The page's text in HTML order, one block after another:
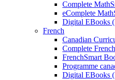
Complete
eComplete
Digital EBooks
French
Canadian
Complete
FrenchSmart
Programme
Digital EBooks